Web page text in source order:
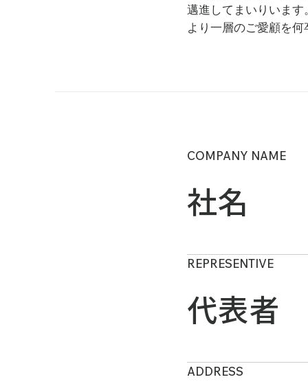
邁進してまいりいます。
より一層のご愛顧を何
COMPANY NAME
社名
REPRESENTIVE
代表者
ADDRESS